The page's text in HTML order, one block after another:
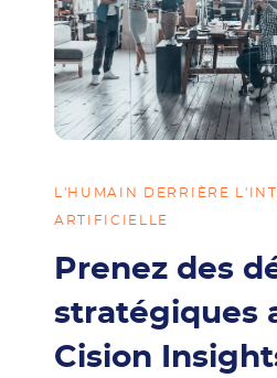
L'HUMAIN DERRIÈRE
ARTIFICIELLE
Prenez des
stratégiques
Cision